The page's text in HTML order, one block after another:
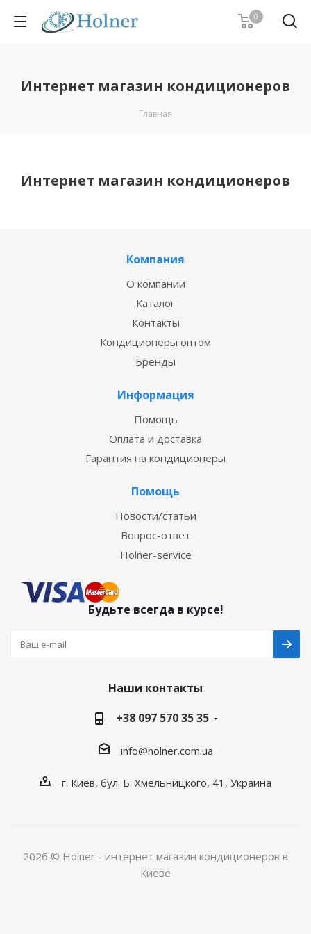
0
Интернет магазин кондиционеров
Главная
Интернет магазин кондиционеров
Компания
О компании
Каталог
Контакты
Кондиционеры оптом
Бренды
Информация
Помощь
Оплата и доставка
Гарантия на кондиционеры
Помощь
Новости/статьи
Вопрос-ответ
Holner-service
Будьте всегда в курсе!
Наши контакты
+38 097 570 35 35
info@holner.com.ua
г. Киев, бул. Б. Хмельницкого, 41, Украина
2026 © Holner - интернет магазин кондиционеров в
Киеве